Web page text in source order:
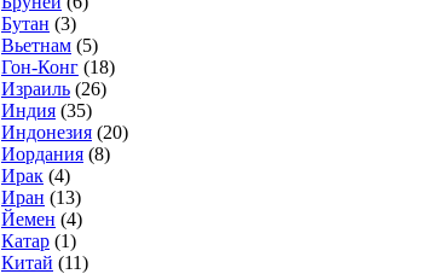
Бутан (3)
Вьетнам (5)
Гон-Конг (18)
Израиль (26)
Индия (35)
Индонезия (20)
Иордания (8)
Ирак (4)
Иран (13)
Йемен (4)
Катар (1)
Китай (11)